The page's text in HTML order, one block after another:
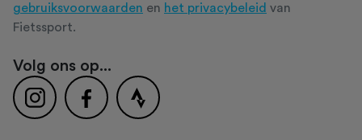
gebruiksvoorwaarden en het privacybeleid van
Fietssport.
Volg ons op...